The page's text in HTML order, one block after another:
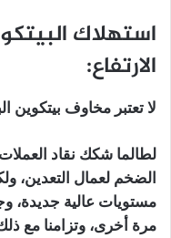
استهلاك
الارتفاع:
لا تعتبر مخاوف بيتكوين
لطالما شكك نقاد
الضخم لعمال التعدين،
مستويات عالية جديدة،
مرة أخرى، وتزامنا مع